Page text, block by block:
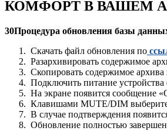
КОМФОРТ В ВАШЕМ
30Процедура обновления базы
Скачать файл обновления по
Разархивировать содержимое
Скопировать содержимое
Подключить питание устройства
На экране появится сообщение
Клавишами MUTE/DIM выберите
В случае подтверждения
Обновление полностью